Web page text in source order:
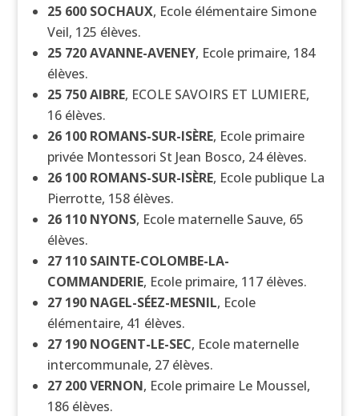
25 600 SOCHAUX, Ecole élémentaire Simone
Veil, 125 élèves.
25 720AVANNE-AVENEY, Ecole primaire, 184
élèves.
25 750AIBRE, ECOLE SAVOIRS ET LUMIERE,
16 élèves.
26 100 ROMANS-SUR-ISÈRE, Ecole primaire
privée Montessori St Jean Bosco, 24 élèves.
26 100 ROMANS-SUR-ISÈRE, Ecole publique La
Pierrotte, 158 élèves.
26 110 NYONS, Ecole maternelle Sauve, 65
élèves.
27 110 SAINTE-COLOMBE-LA-
COMMANDERIE, Ecole primaire, 117 élèves.
27 190 NAGEL-SÉEZ-MESNIL, Ecole
élémentaire, 41 élèves.
27 190 NOGENT-LE-SEC, Ecole maternelle
intercommunale, 27 élèves.
27 200VERNON, Ecole primaire Le Moussel,
186 élèves.